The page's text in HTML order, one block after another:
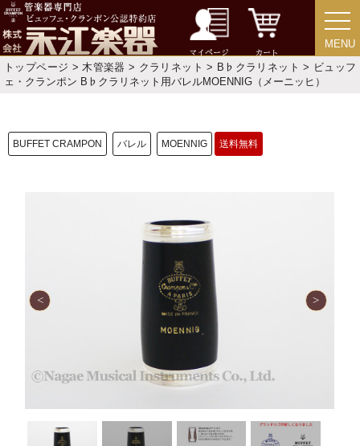
マイページ カート
MENU
MENU
トップページ >木管楽器 > クラリネット > B♭クラリネット > ビュッフ
ェ・クランポン B♭クラリネット用バレルMOENNIG（メーニッヒ）
BUFFET CRAMPON バレル MOENNIG 送料無料
サポート・保証
会社紹介
特定商取引法 プライバシー・ポリシー